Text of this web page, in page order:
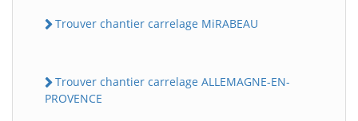
Trouver chantier carrelage MiRABEAU
Trouver chantier carrelage ALLEMAGNE-EN-
PROVENCE